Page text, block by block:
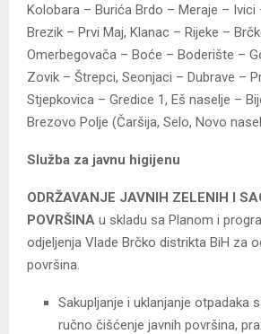
Kolobara – Burića Brdo – Meraje – Ivici
Brezik – Prvi Maj, Klanac – Rijeke –
Omerbegovača – Boće – Boderište –
Zovik – Štrepci, Seonjaci – Dubrave –
Stjepkovica – Gredice 1, Eš naselje –
Brezovo Polje (Čaršija, Selo, Novo
Služba za javnu higijenu
ODRŽAVANJE JAVNIH ZELENIH I
POVRŠINA u skladu sa Planom i
odjeljenja Vlade Brčko distrikta BiH za
površina.
Sakupljanje i uklanjanje otpadaka
ručno čišćenje javnih površina,